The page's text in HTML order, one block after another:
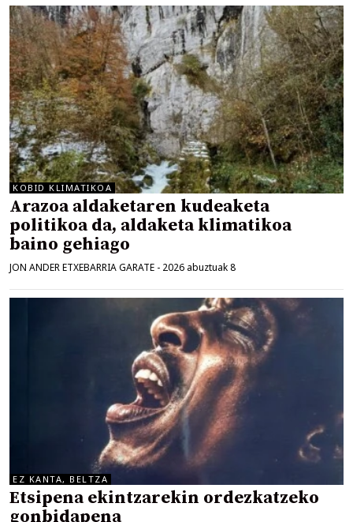
KOBID KLIMATIKOA
Arazoa aldaketaren kudeaketa
politikoa da, aldaketa klimatikoa
baino gehiago
JON ANDER ETXEBARRIA GARATE - 2026 abuztuak 8
EZ KANTA, BELTZA
Etsipena ekintzarekin ordezkatzeko
gonbidapena